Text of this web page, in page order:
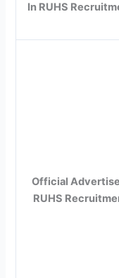
In RUHS
Official
RUHS